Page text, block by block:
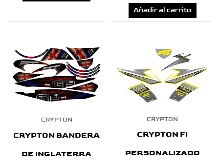
Añadir al carrito
CRYPTON
CRYPTON BANDERA
DE INGLATERRA
CRYPTON
CRYPTON FI
PERSONALIZADO